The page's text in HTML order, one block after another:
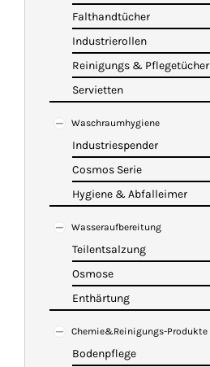
Falthandtücher
Industrierollen
Reinigungs & Pflegetücher
Servietten
Waschraumhygiene
Industriespender
Cosmos Serie
Hygiene & Abfalleimer
Wasseraufbereitung
Teilentsalzung
Osmose
Enthärtung
Chemie&Reinigungs-Produkte
Bodenpflege